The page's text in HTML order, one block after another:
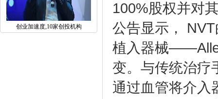
创业加速度,10家创投机构
100%股权并对
公告显示，
植入器械
变。与传统治疗
通过血管将介入